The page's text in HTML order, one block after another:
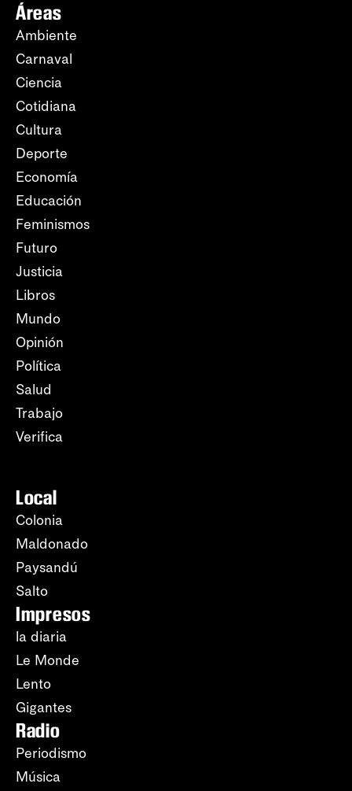
Áreas
Ambiente
Carnaval
Ciencia
Cotidiana
Cultura
Deporte
Economía
Educación
Feminismos
Futuro
Justicia
Libros
Mundo
Opinión
Política
Salud
Trabajo
Verifica
Local
Colonia
Maldonado
Paysandú
Salto
Impresos
la diaria
Le Monde
Lento
Gigantes
Radio
Periodismo
Música